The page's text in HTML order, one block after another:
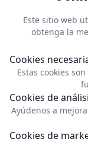
Impressum
Actualizar las
cookies
Contacto
Dubrink
Strevelsweg
Este sitio web
obtenga la
Cookies
Estas cookies
Cookies de
Ayúdenos a
Cookies de